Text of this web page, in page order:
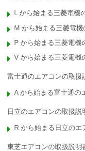
L から始まる三菱電機
M から始まる三菱電
P から始まる三菱電機
V から始まる三菱電機
富士通のエアコンの取扱
A から始まる富士通の
日立のエアコンの取扱説
R から始まる日立のエ
東芝エアコンの取扱説明